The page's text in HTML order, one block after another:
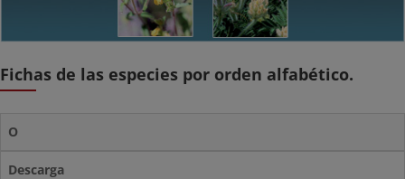
Fichas de las especies por orden alfabético.
O
Descarga